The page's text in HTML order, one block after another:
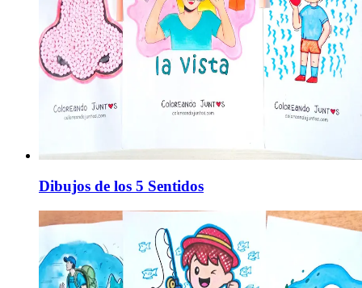
Dibujos de los 5 Sentidos